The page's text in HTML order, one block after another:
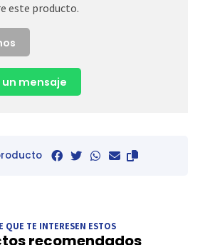
este producto.
mensaje
QUE TE INTERESEN ESTOS
recomendados